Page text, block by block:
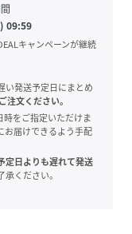
09:59
キャンペーンが継続
発送予定日にまとめ
注文ください。
をご指定いただけま
お届けできるよう手配
定日よりも遅れて発送
ください。